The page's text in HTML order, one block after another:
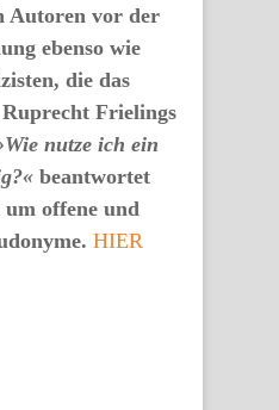
Autoren vor der
ebenso wie
die das
Ruprecht Frielings
nutze ich ein
beantwortet
offene und
HIER